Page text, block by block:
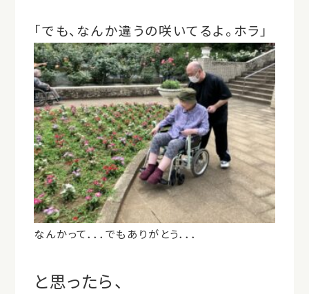
「でも、なんか違うの咲いてるよ。ホラ」
なんかって．．．でもありがとう．．．
と思ったら、